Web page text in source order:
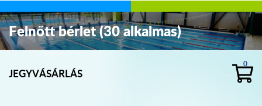
Felnőtt bérlet (30 alkalmas)
JEGYVÁSÁRLÁS
0